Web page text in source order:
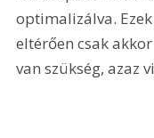
optimalizálva.
eltérően csak
van szükség, azaz